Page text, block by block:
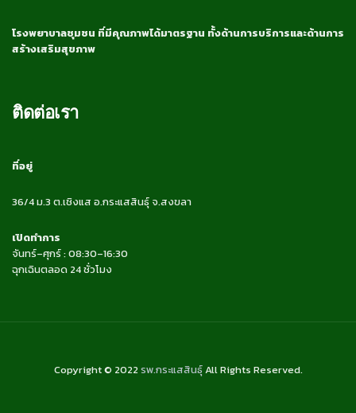
โรงพยาบาลชุมชน ที่มีคุณภาพได้มาตรฐาน ทั้งด้านการบริการและด้านการ
สร้างเสริมสุขภาพ
ติดต่อเรา
ที่อยู่
36/4 ม.3 ต.เชิงแส อ.กระแสสินธุ์ จ.สงขลา
เปิดทำการ
จันทร์–ศุกร์ : 08:30–16:30
ฉุกเฉินตลอด 24 ชั่วโมง
Copyright © 2022รพ.กระแสสินธุ์All Rights Reserved.